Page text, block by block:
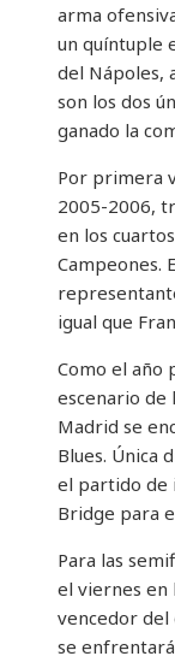
arma
un quíntuple
del Nápoles,
son los dos
ganado la
Por primera
2005-2006,
en los
Campeones.
igual que
Como el año
escenario de
Madrid se
Blues. Única
el partido de
Bridge para
Para las
el viernes en
vencedor del
se